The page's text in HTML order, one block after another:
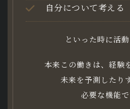
自分について考える
といった時に活動
本来この働きは、経験
未来を予測したり
必要な機能で